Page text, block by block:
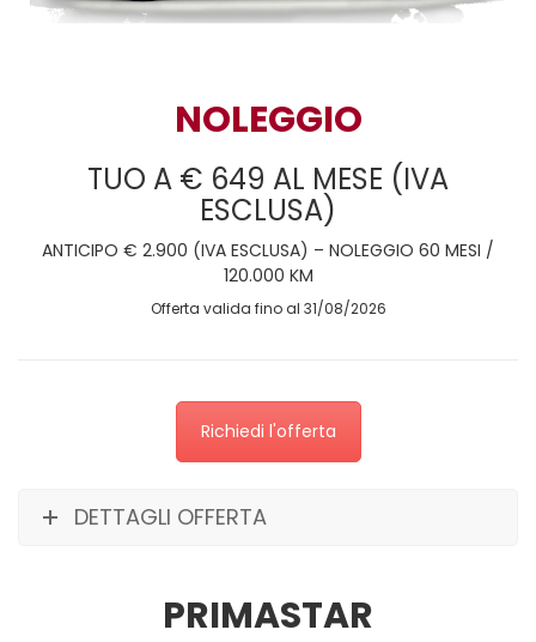
NOLEGGIO
TUO A € 649 AL MESE (IVA
ESCLUSA)
ANTICIPO € 2.900 (IVA ESCLUSA) – NOLEGGIO 60 MESI /
120.000 KM
Offerta valida fino al 31/08/2026
Richiedi l'offerta
DETTAGLI OFFERTA
PRIMASTAR